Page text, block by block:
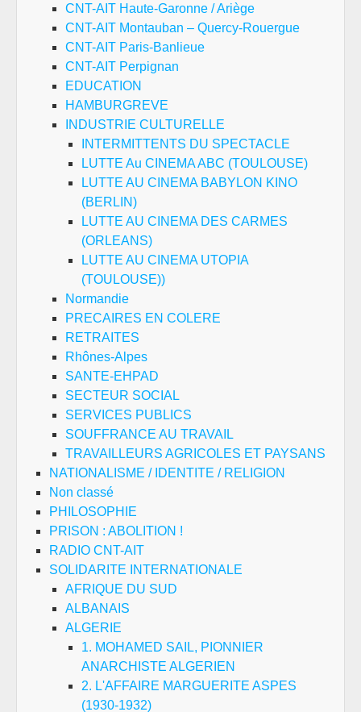
CNT-AIT Haute-Garonne / Ariège
CNT-AIT Montauban – Quercy-Rouergue
CNT-AIT Paris-Banlieue
CNT-AIT Perpignan
EDUCATION
HAMBURGREVE
INDUSTRIE CULTURELLE
INTERMITTENTS DU SPECTACLE
LUTTE Au CINEMA ABC (TOULOUSE)
LUTTE AU CINEMA BABYLON KINO
(BERLIN)
LUTTE AU CINEMA DES CARMES
(ORLEANS)
LUTTE AU CINEMA UTOPIA
(TOULOUSE))
Normandie
PRECAIRES EN COLERE
RETRAITES
Rhônes-Alpes
SANTE-EHPAD
SECTEUR SOCIAL
SERVICES PUBLICS
SOUFFRANCE AU TRAVAIL
TRAVAILLEURS AGRICOLES ET PAYSANS
NATIONALISME / IDENTITE / RELIGION
Non classé
PHILOSOPHIE
PRISON : ABOLITION !
RADIO CNT-AIT
SOLIDARITE INTERNATIONALE
AFRIQUE DU SUD
ALBANAIS
ALGERIE
1. MOHAMED SAIL, PIONNIER
ANARCHISTE ALGERIEN
2. L'AFFAIRE MARGUERITE ASPES
(1930-1932)